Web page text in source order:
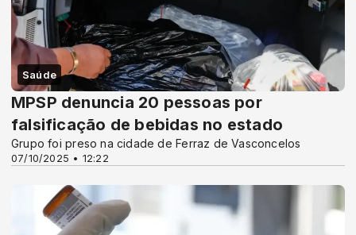
Saúde
07/10/2025 • 12:22
MPSP denuncia 20 pessoas por
falsificação de bebidas no estado
Grupo foi preso na cidade de Ferraz de Vasconcelos